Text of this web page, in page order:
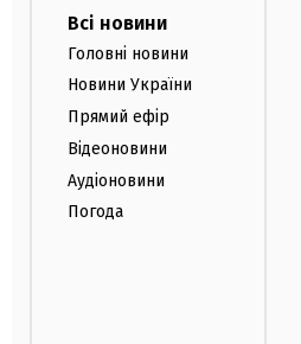
Всі новини
Головні новини
Новини України
Прямий ефір
Відеоновини
Аудіоновини
Погода